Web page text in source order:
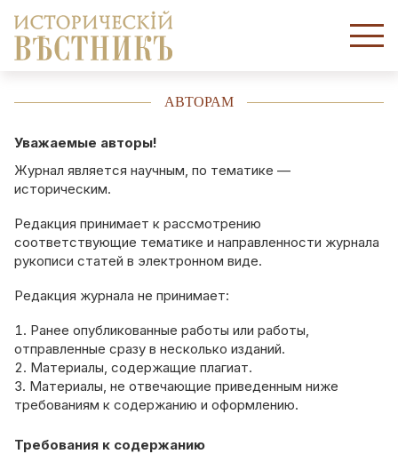
АВТОРАМ
Уважаемые авторы!
Журнал является научным, по тематике —
историческим.
Редакция принимает к рассмотрению
соответствующие тематике и направленности журнала
рукописи статей в электронном виде.
Редакция журнала не принимает:
Ранее опубликованные работы или работы,
отправленные сразу в несколько изданий.
Материалы, содержащие плагиат.
Материалы, не отвечающие приведенным ниже
требованиям к содержанию и оформлению.
Требования к содержанию